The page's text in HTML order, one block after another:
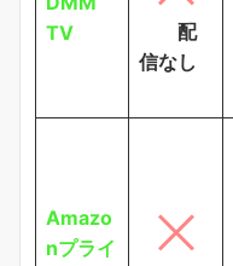
TV
配
信なし
Amazo
nプライ